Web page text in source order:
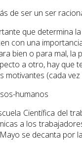
de ser un ser
que determina
con una
bien o para mal, la
a otro, hay que
(cada
Científica del
a los
se decanta por